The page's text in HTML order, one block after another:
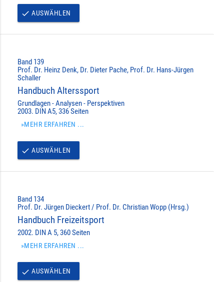
done AUSWÄHLEN
Band 139
Prof. Dr. Heinz Denk, Dr. Dieter Pache, Prof. Dr. Hans-Jürgen
Schaller
Handbuch Alterssport
Grundlagen - Analysen - Perspektiven
2003. DIN A5, 336 Seiten
»MEHR ERFAHREN ...
done AUSWÄHLEN
Band 134
Prof. Dr. Jürgen Dieckert / Prof. Dr. Christian Wopp (Hrsg.)
Handbuch Freizeitsport
2002. DIN A 5, 360 Seiten
»MEHR ERFAHREN ...
done AUSWÄHLEN